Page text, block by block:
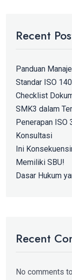
Recent
Panduan
Standar ISO
Checklist
SMK3 dalam
Penerapan ISO
Konsultasi
Ini
Memiliki SBU!
Dasar Hukum
Recent
No comments